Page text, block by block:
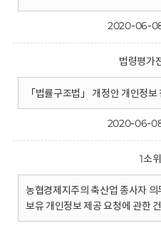
2020-06-
법령평가
「법률구조법」 개정안 개인정
2020-06-
1소
농협경제지주의 축산업 종사자
보유 개인정보 제공 요청에 관한 건